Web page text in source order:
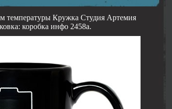
температуры Кружка Студия Артемия
коробка инфо 2458a.